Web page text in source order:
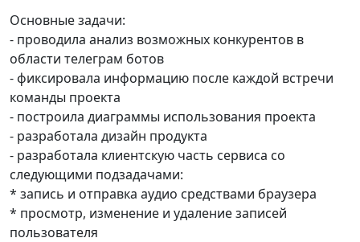
Основные задачи:
- проводила анализ возможных конкурентов в
области телеграм ботов
- фиксировала информацию после каждой встречи
команды проекта
- построила диаграммы использования проекта
- разработала дизайн продукта
- разработала клиентскую часть сервиса со
следующими подзадачами:
* запись и отправка аудио средствами браузера
* просмотр, изменение и удаление записей
пользователя